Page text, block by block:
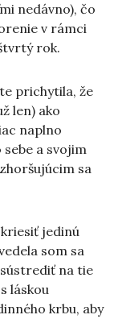
nedávno), čo
v rámci
rok.
prichytila, že
len) ako
naplno
a svojim
sa
jedinú
som sa
na tie
láskou
krbu, aby